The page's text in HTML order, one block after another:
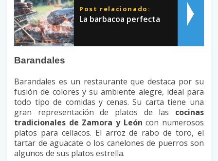
Post relacionado:
La barbacoa perfecta
Barandales
Barandales es un restaurante que destaca por su
fusión de colores y su ambiente alegre, ideal para
todo tipo de comidas y cenas. Su carta tiene una
gran representación de platos de las cocinas
tradicionales de Zamora y León con numerosos
platos para celíacos. El arroz de rabo de toro, el
tartar de aguacate o los canelones de puerros son
algunos de sus platos estrella.